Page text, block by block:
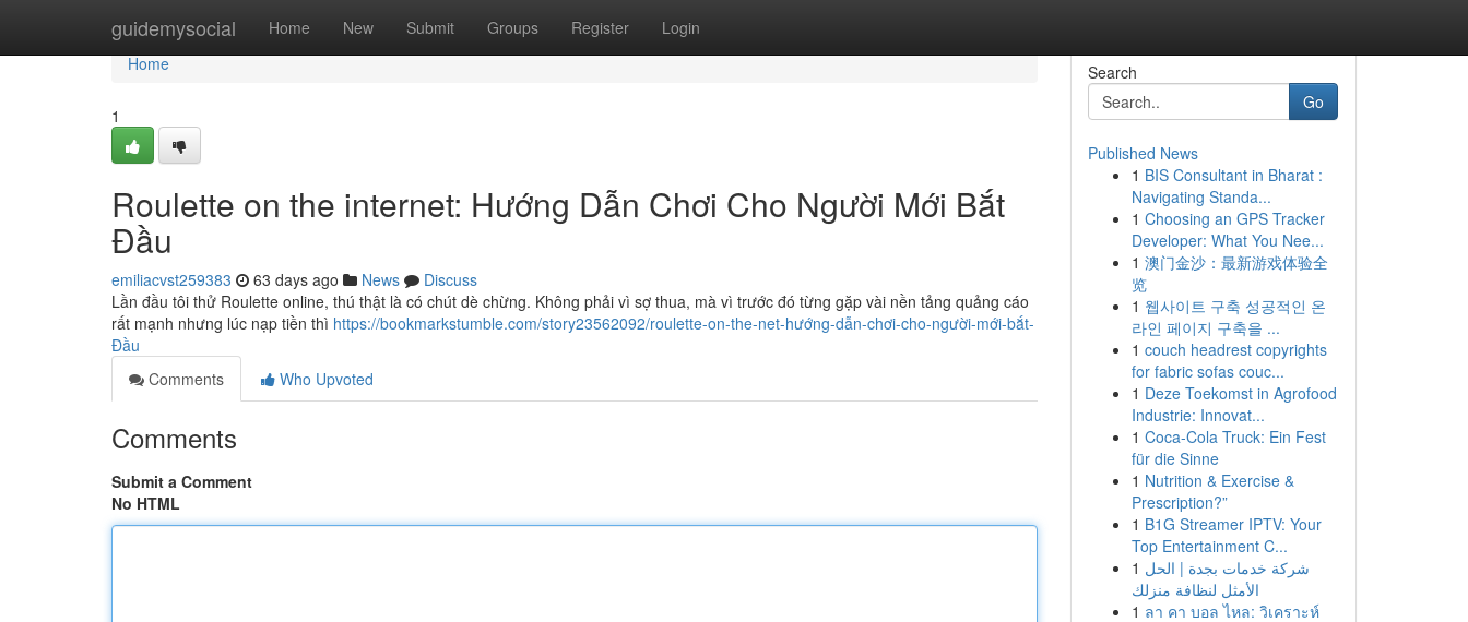
guidemysocial Home New Submit Groups Register Login
Home
Home
1
Roulette on the internet: Hướng Dẫn Chơi Cho Người Mới Bắt
Đầu
emiliacvst259383 63 days ago News
Discuss
Lần đầu tôi thử Roulette online, thú thật là có chút dè chừng. Không phải vì sợ thua, mà vì trước đó từng gặp vài nền tảng quảng cáo
rất mạnh nhưng lúc nạp tiền thì https://bookmarkstumble.com/story23562092/roulette-on-the-net-hướng-dẫn-chơi-cho-người-mới-bắt-
Đầu
Comments
Who Upvoted
Comments
Submit a Comment
No HTML
Search
Go
Published News
1 BIS Consultant in Bharat :
Navigating Standa...
1 Choosing an GPS Tracker
Developer: What You Nee...
1 澳门金沙：最新游戏体验全
览
1 웹사이트 구축 성공적인 온
라인 페이지 구축을 ...
1 couch headrest copyrights
for fabric sofas couc...
1 Deze Toekomst in Agrofood
Industrie: Innovat...
1 Coca-Cola Truck: Ein Fest
für die Sinne
1 Nutrition & Exercise &
Prescription?”
1 B1G Streamer IPTV: Your
Top Entertainment C...
1 شركة خدمات بجدة | الحل
الأمثل لنظافة منزلك
1 ลา คา บอล ไหล: วิเคราะห์